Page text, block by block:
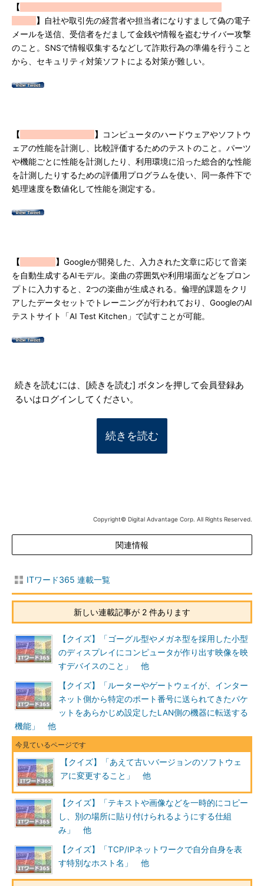
【
】
自社や取引先の経営者や担当者になりすまして偽の電子
メールを送信、受信者をだまして金銭や情報を盗むサイバー攻撃
のこと。SNSで情報収集するなどして詐欺行為の準備を行うこと
から、セキュリティ対策ソフトによる対策が難しい。
【 】
コンピュータのハードウェアやソフトウ
ェアの性能を計測し、比較評価するためのテストのこと。パーツ
や機能ごとに性能を計測したり、利用環境に沿った総合的な性能
を計測したりするための評価用プログラムを使い、同一条件下で
処理速度を数値化して性能を測定する。
【 】 Googleが開発した、入力された文章に応じて音楽
を自動生成するAIモデル。楽曲の雰囲気や利用場面などをプロン
プトに入力すると、2つの楽曲が生成される。倫理的課題をクリ
アしたデータセットでトレーニングが行われており、GoogleのAI
テストサイト「AI Test Kitchen」で試すことが可能。
続きを読むには、[続きを読む] ボタンを押して会員登録あ
るいはログインしてください。
続きを読む
Copyright© Digital Advantage Corp. All Rights Reserved.
関連情報
ITワード365 連載一覧
新しい連載記事が 2 件あります
【クイズ】「ゴーグル型やメガネ型を採用した小型
のディスプレイにコンピュータが作り出す映像を映
すデバイスのこと」 他
【クイズ】「ルーターやゲートウェイが、インター
ネット側から特定のポート番号に送られてきたパケ
ットをあらかじめ設定したLAN側の機器に転送する
機能」 他
【クイズ】「あえて古いバージョンのソフトウェ
アに変更すること」 他
【クイズ】「テキストや画像などを一時的にコピー
し、別の場所に貼り付けられるようにする仕組
み」 他
【クイズ】「TCP/IPネットワークで自分自身を表
す特別なホスト名」 他